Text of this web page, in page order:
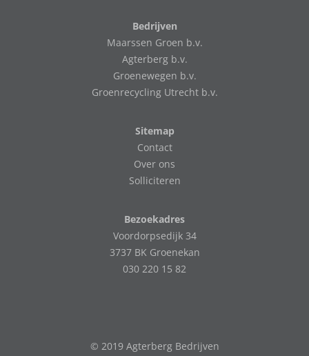
Bedrijven
Maarssen Groen b.v.
Agterberg b.v.
Groenewegen b.v.
Groenrecycling Utrecht b.v.
Sitemap
Contact
Over ons
Solliciteren
Bezoekadres
Voordorpsedijk 34
3737 BK Groenekan
030 220 15 82
© 2019 Agterberg Bedrijven